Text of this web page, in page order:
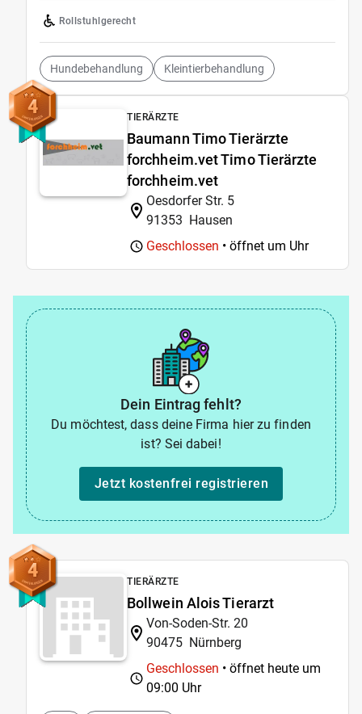
Rollstuhlgerecht
Hundebehandlung Kleintierbehandlung
4 TIERÄRZTE
Baumann Timo Tierärzte
forchheim.vet Timo Tierärzte
forchheim.vet
Oesdorfer Str. 5
91353 Hausen
Geschlossen • öffnet um Uhr
Dein Eintrag fehlt?
Du möchtest, dass deine Firma hier zu finden
ist? Sei dabei!
Jetzt kostenfrei registrieren
4 TIERÄRZTE
Bollwein Alois Tierarzt
Von-Soden-Str. 20
90475 Nürnberg
Geschlossen • öffnet heute um
09:00 Uhr